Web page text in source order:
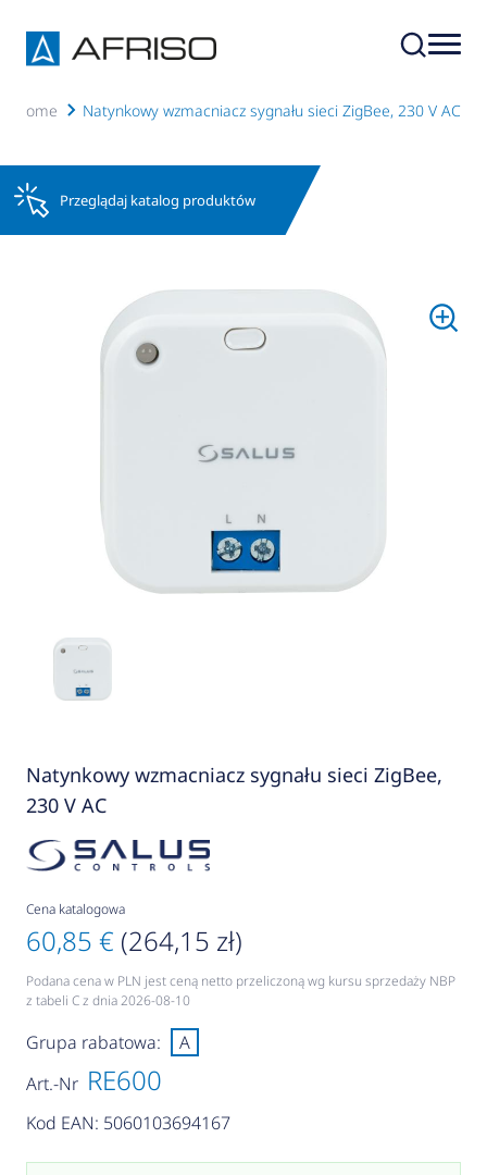
Natynkowy wzmacniacz sygnału sieci ZigBee, 230 V AC
Przeglądaj katalog produktów
Natynkowy wzmacniacz sygnału sieci ZigBee,
230 V AC
Cena katalogowa
60,85 € (264,15 zł)
Podana cena w PLN jest ceną netto przeliczoną wg kursu sprzedaży NBP
z tabeli C z dnia 2026-08-10
Art.-Nr RE600
Kod EAN: 5060103694167
Grupa rabatowa: A